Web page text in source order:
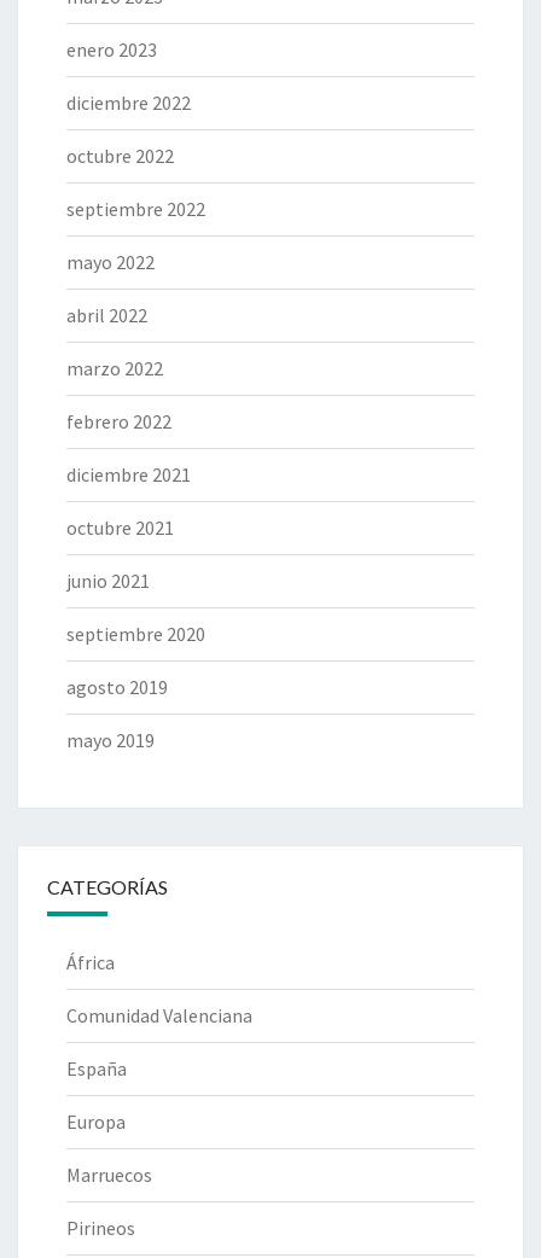
enero 2023
diciembre 2022
octubre 2022
septiembre 2022
mayo 2022
abril 2022
marzo 2022
febrero 2022
diciembre 2021
octubre 2021
junio 2021
septiembre 2020
agosto 2019
mayo 2019
CATEGORÍAS
África
Comunidad Valenciana
España
Europa
Marruecos
Pirineos